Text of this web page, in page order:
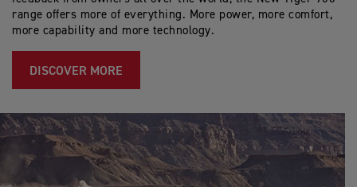
range offers more of everything. More power, more comfort,
more capability and more technology.
DISCOVER MORE